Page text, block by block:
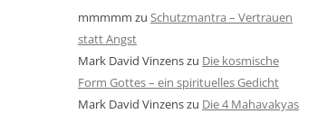
mmmmm zu Schutzmantra – Vertrauen
statt Angst
Mark David Vinzenszu Die kosmische
Form Gottes – ein spirituelles Gedicht
Mark David Vinzenszu Die 4 Mahavakyas